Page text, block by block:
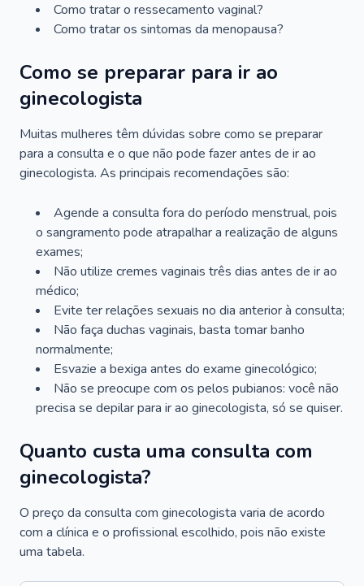
Como tratar o ressecamento vaginal?
Como tratar os sintomas da menopausa?
Como se preparar para ir ao
ginecologista
Muitas mulheres têm dúvidas sobre como se preparar
para a consulta e o que não pode fazer antes de ir ao
ginecologista. As principais recomendações são:
Agende a consulta fora do período menstrual, pois
o sangramento pode atrapalhar a realização de alguns
exames;
Não utilize cremes vaginais três dias antes de ir ao
médico;
Evite ter relações sexuais no dia anterior à consulta;
Não faça duchas vaginais, basta tomar banho
normalmente;
Esvazie a bexiga antes do exame ginecológico;
Não se preocupe com os pelos pubianos: você não
precisa se depilar para ir ao ginecologista, só se quiser.
Quanto custa uma consulta com
ginecologista?
O preço da consulta com ginecologista varia de acordo
com a clínica e o profissional escolhido, pois não existe
uma tabela.